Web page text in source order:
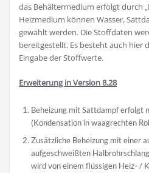
das Behältermedium erfolgt durch
Heizmedium können Wasser,
gewählt werden. Die Stoffdaten
bereitgestellt. Es besteht auch hier
Eingabe der Stoffwerte.
Erweiterung in Version 8.28
Beheizung mit Sattdampf erfolgt
(Kondensation in waagrechten
Zusätzliche Beheizung mit einer
aufgeschweißten
wird von einem flüssigen Heiz- /